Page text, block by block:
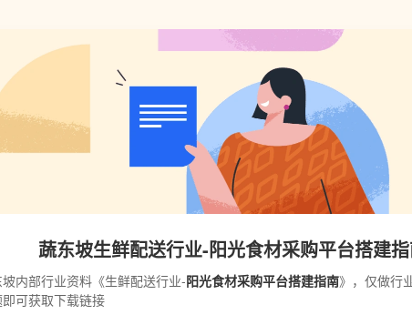
蔬东坡生鲜配送行业-阳光食材采购平台搭建
内部行业资料《生鲜配送行业-阳光食材采购平台搭建指南》，仅做行
即可获取下载链接